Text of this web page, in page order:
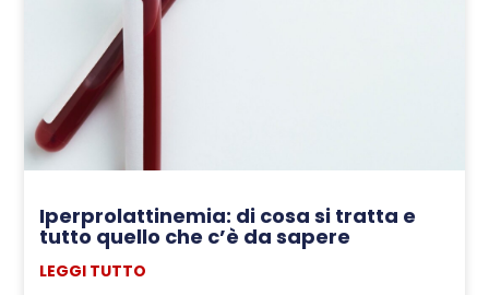
Iperprolattinemia: di cosa si tratta e
tutto quello che c’è da sapere
LEGGI TUTTO